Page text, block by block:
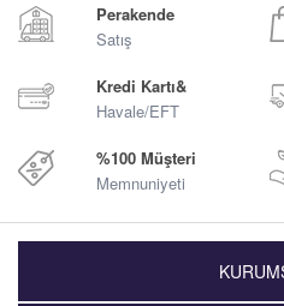
Perakende
Satış
Kredi Kartı&
Havale/EFT
%100 Müşteri
Memnuniyeti